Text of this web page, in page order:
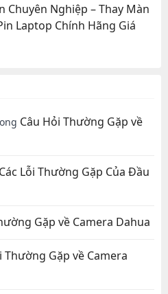
Chuyên Nghiệp – Thay Màn
Laptop Chính Hãng Giá
Câu Hỏi Thường Gặp về
Các Lỗi Thường Gặp Của Đầu
Gặp về Camera Dahua
Thường Gặp về Camera